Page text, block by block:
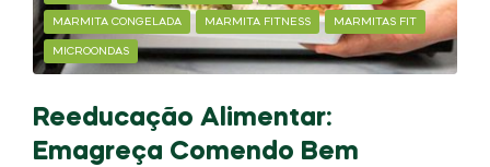
MARMITA CONGELADA MARMITA FITNESS MARMITAS FIT
MICROONDAS
Reeducação Alimentar:
Emagreça Comendo Bem